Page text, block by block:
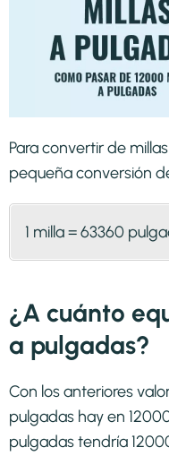
Para convertir de
pequeña conversión
1 milla = 63360
¿A cuánto
a pulgadas?
Con los anteriores
pulgadas hay en
pulgadas tendría